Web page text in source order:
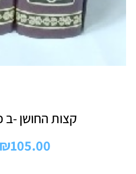
קצות החושן -ב
₪105.00